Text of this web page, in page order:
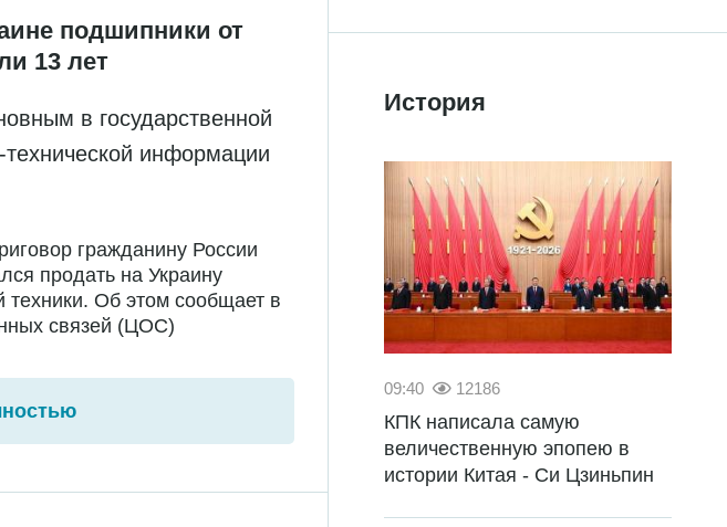
подшипники от
13 лет
в государственной
информации
гражданину России
продать на Украину
техники. Об этом сообщает в
связей (ЦОС)
История
09:40 12186
КПК написала самую
величественную эпопею в
истории Китая - Си Цзиньпин